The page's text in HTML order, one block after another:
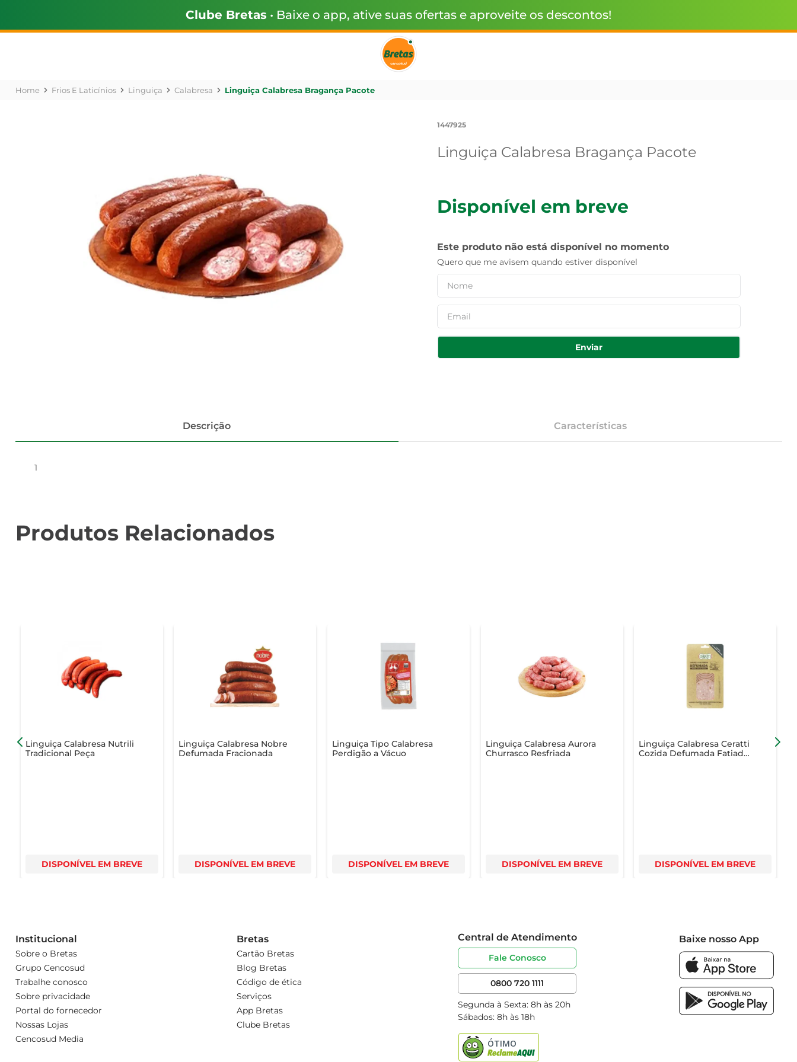
Clube Bretas • Baixe o app, ative suas ofertas e aproveite os descontos!
Frios E Laticínios Linguiça Calabresa Linguiça Calabresa Bragança Pacote
1447925
Linguiça Calabresa Bragança Pacote
Disponível em breve
Este produto não está disponível no momento
Quero que me avisem quando estiver disponível
Enviar
Descrição Características
1
Produtos Relacionados
Linguiça Calabresa Nutrili
Tradicional Peça
DISPONÍVEL EM BREVE
Linguiça Calabresa Nobre
Defumada Fracionada
DISPONÍVEL EM BREVE
Linguiça Tipo Calabresa
Perdigão a Vácuo
DISPONÍVEL EM BREVE
Linguiça Calabresa Aurora
Churrasco Resfriada
DISPONÍVEL EM BREVE
Linguiça Calabresa Ceratti
Cozida Defumada Fatiada
DISPONÍVEL EM BREVE
Institucional
Sobre o Bretas
Grupo Cencosud
Trabalhe conosco
Sobre privacidade
Portal do fornecedor
Nossas Lojas
Cencosud Media
Bretas
Cartão Bretas
Blog Bretas
Código de ética
Serviços
App Bretas
Clube Bretas
Central de Atendimento
Fale Conosco
0800 720 1111
Segunda à Sexta: 8h às 20h
Sábados: 8h às 18h
Baixe nosso App